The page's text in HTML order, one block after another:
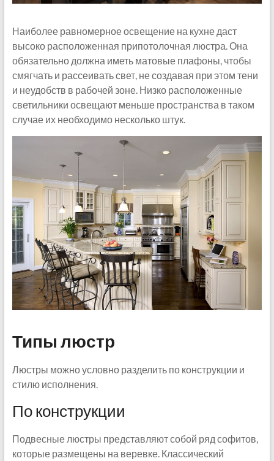
Наиболее равномерное освещение на кухне даст
высоко расположенная припотолочная люстра. Она
обязательно должна иметь матовые плафоны, чтобы
смягчать и рассеивать свет, не создавая при этом тени
и неудобств в рабочей зоне. Низко расположенные
светильники освещают меньше пространства в таком
случае их необходимо несколько штук.
Типы люстр
Люстры можно условно разделить по конструкции и
стилю исполнения.
По конструкции
Подвесные люстры представляют собой ряд софитов,
которые размещены на веревке. Классический